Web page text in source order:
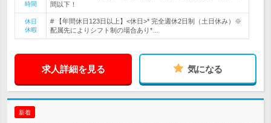
時間
間以下！
休日
休暇
# 【年間休日123日以上】<休日>* 完全週休2日制（土日休み）※
配属先によりシフト制の場合あり*…
求人詳細を見る 気になる
新着